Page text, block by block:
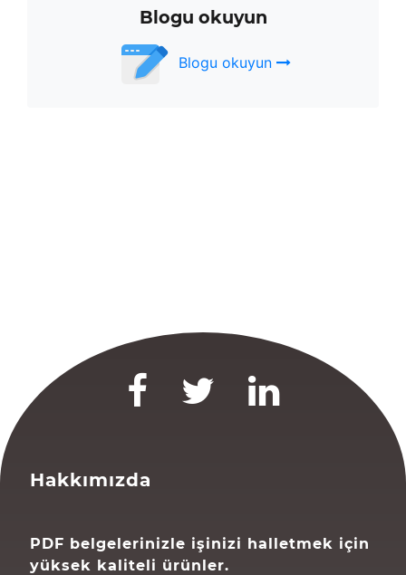
Blogu okuyun
Blogu okuyun
Hakkımızda
PDF belgelerinizle işinizi halletmek için
yüksek kaliteli ürünler.